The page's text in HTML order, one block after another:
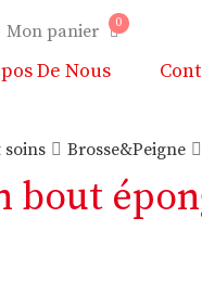
Mon panier 0
De Nous
soins Brosse&Peigne
bout